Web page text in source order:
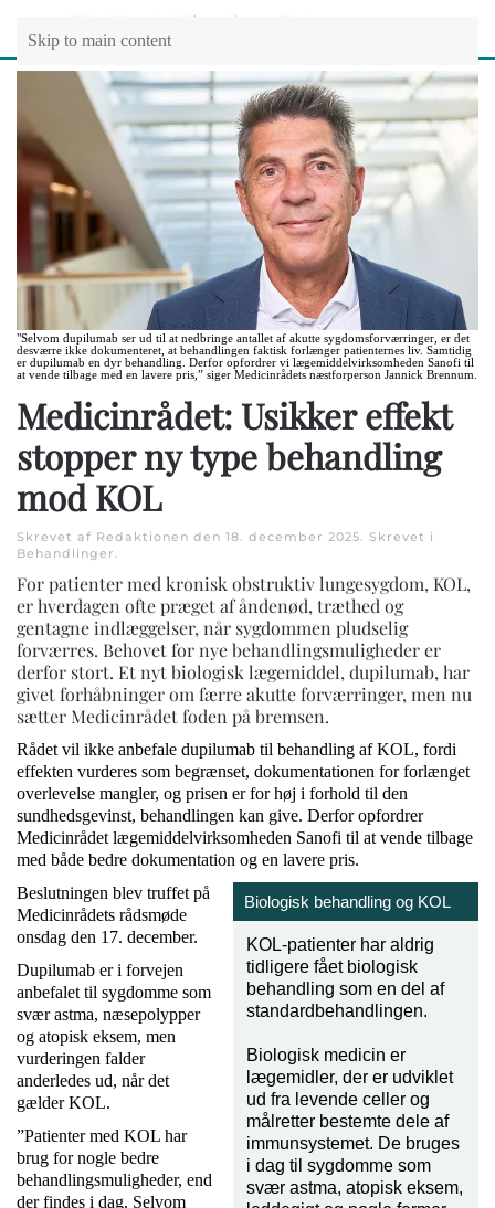
Skip to main content
"Selvom dupilumab ser ud til at nedbringe antallet af akutte sygdomsforværringer, er det
desværre ikke dokumenteret, at behandlingen faktisk forlænger patienternes liv. Samtidig
er dupilumab en dyr behandling. Derfor opfordrer vi lægemiddelvirksomheden Sanofi til
at vende tilbage med en lavere pris,” siger Medicinrådets næstforperson Jannick Brennum.
Medicinrådet: Usikker effekt
stopper ny type behandling
mod KOL
Skrevet af Redaktionen den 18. december 2025. Skrevet i
Behandlinger.
For patienter med kronisk obstruktiv lungesygdom, KOL,
er hverdagen ofte præget af åndenød, træthed og
gentagne indlæggelser, når sygdommen pludselig
forværres. Behovet for nye behandlingsmuligheder er
derfor stort. Et nyt biologisk lægemiddel, dupilumab, har
givet forhåbninger om færre akutte forværringer, men nu
sætter Medicinrådet foden på bremsen.
Rådet vil ikke anbefale dupilumab til behandling af KOL, fordi
effekten vurderes som begrænset, dokumentationen for forlænget
overlevelse mangler, og prisen er for høj i forhold til den
sundhedsgevinst, behandlingen kan give. Derfor opfordrer
Medicinrådet lægemiddelvirksomheden Sanofi til at vende tilbage
med både bedre dokumentation og en lavere pris.
Biologisk behandling og KOL
KOL-patienter har aldrig
tidligere fået biologisk
behandling som en del af
standardbehandlingen.
Biologisk medicin er
lægemidler, der er udviklet
ud fra levende celler og
målretter bestemte dele af
immunsystemet. De bruges
i dag til sygdomme som
svær astma, atopisk eksem,
Beslutningen blev truffet på
Medicinrådets rådsmøde
onsdag den 17. december.
Dupilumab er i forvejen
anbefalet til sygdomme som
svær astma, næsepolypper
og atopisk eksem, men
vurderingen falder
anderledes ud, når det
gælder KOL.
”Patienter med KOL har
brug for nogle bedre
behandlingsmuligheder, end
der findes i dag. Selvom